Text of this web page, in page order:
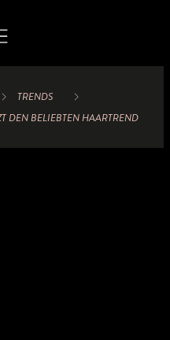
TRENDS
DEN BELIEBTEN HAARTREND